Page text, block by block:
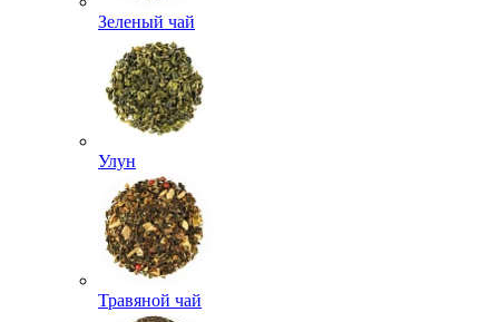
Зеленый чай
Улун
Травяной чай